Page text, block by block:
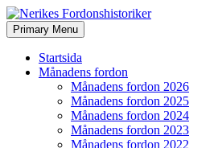
Nerikes
Search
Primary Menu Skip
to
Startsida
Månadens fordon
Månadens fordon 2026
Månadens fordon 2025
Månadens fordon 2024
Månadens fordon 2023
Månadens fordon 2022